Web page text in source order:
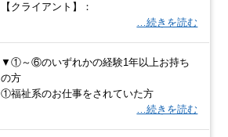
【クライアント】：
…続きを読む
▼①～⑥のいずれかの経験1年以上お持ち
の方
①福祉系のお仕事をされていた方
…続きを読む